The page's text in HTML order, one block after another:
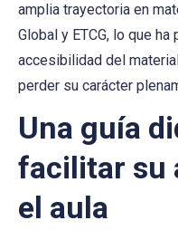
amplia trayectoria en
Global y ETCG, lo que
accesibilidad del
perder su carácter
Una guía
facilitar su
el aula